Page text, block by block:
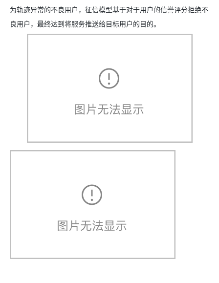
为轨迹异常的不良用户，征信模型基于对于用户的信誉评分拒绝不
良用户，最终达到将服务推送给目标用户的目的。